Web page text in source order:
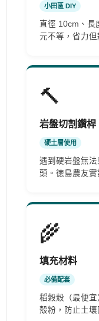
小田區 DIY
直徑 10cm、長
元不等，省力
🔨
岩盤切割鑽桿
硬土層使用
遇到硬岩盤無
頭。徳島農友實
🌾
填充材料
必備配套
稻穀殼（最便
殼粉，防止土壤